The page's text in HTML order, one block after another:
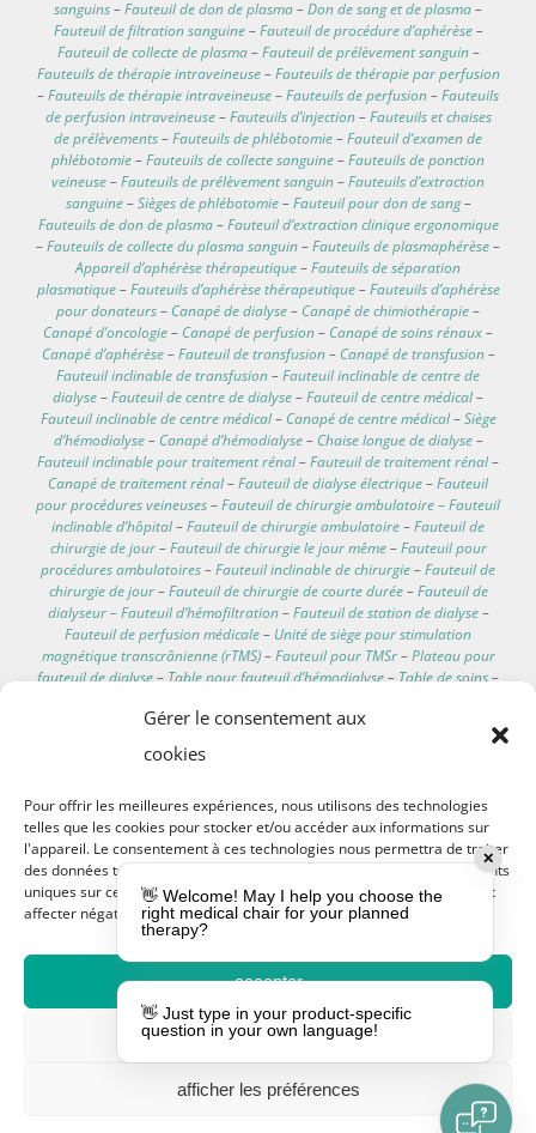
Gérer le consentement aux
cookies
Pour offrir les meilleures expériences, nous utilisons des technologies
telles que les cookies pour stocker et/ou accéder aux informations sur
l'appareil. Le consentement à ces technologies nous permettra de traiter
des données telles que le comportement de navigation ou les identifiants
uniques sur ce site. Ne pas consentir ou retirer son consentement peut
affecter négativement certaines caractéristiques et fonctions.
accepter
refuser
afficher les préférences
sanguins–Fauteuil de don de plasma–Don de sang et de plasma–
Fauteuil de filtration sanguine–Fauteuil de procédure d’aphérèse–
Fauteuil de collecte de plasma–Fauteuil de prélèvement sanguin–
Fauteuils de thérapie intraveineuse–Fauteuils de thérapie par perfusion
–Fauteuils de thérapie intraveineuse–Fauteuils de perfusion–Fauteuils
de perfusion intraveineuse–Fauteuils d’injection–Fauteuils et chaises
de prélèvements–Fauteuils de phlébotomie–Fauteuil d’examen de
phlébotomie–Fauteuils de collecte sanguine–Fauteuils de ponction
veineuse–Fauteuils de prélèvement sanguin–Fauteuils d’extraction
sanguine–Sièges de phlébotomie–Fauteuil pour don de sang–
Fauteuils de don de plasma–Fauteuil d’extraction clinique ergonomique
–Fauteuils de collecte du plasma sanguin–Fauteuils de plasmaphérèse–
Appareil d’aphérèse thérapeutique–Fauteuils de séparation
plasmatique–Fauteuils d’aphérèse thérapeutique–Fauteuils d’aphérèse
pour donateurs– Canapé de dialyse– Canapé de chimiothérapie–
Canapé d’oncologie– Canapé de perfusion– Canapé de soins rénaux–
Canapé d’aphérèse–Fauteuil de transfusion– Canapé de transfusion–
Fauteuil inclinable de transfusion–Fauteuil inclinable de centre de
dialyse–Fauteuil de centre de dialyse–Fauteuil de centre médical–
Fauteuil inclinable de centre médical– Canapé de centre médical–Siège
d’hémodialyse– Canapé d’hémodialyse– Chaise longue de dialyse–
Fauteuil inclinable pour traitement rénal–Fauteuil de traitement rénal–
Canapé de traitement rénal–Fauteuil de dialyse électrique–Fauteuil
pour procédures veineuses–Fauteuil de chirurgie ambulatoire – Fauteuil
inclinable d’hôpital–Fauteuil de chirurgie ambulatoire–Fauteuil de
chirurgie de jour–Fauteuil de chirurgie le jour même–Fauteuil pour
procédures ambulatoires–Fauteuil inclinable de chirurgie–Fauteuil de
chirurgie de jour–Fauteuil de chirurgie de courte durée–Fauteuil de
dialyseur – Fauteuil d’hémofiltration–Fauteuil de station de dialyse–
Fauteuil de perfusion médicale– Unité de siège pour stimulation
magnétique transcrânienne (rTMS)–Fauteuil pour TMSr–Plateau pour
fauteuil de dialyse– Table pour fauteuil d’hémodialyse– Table de soins–
soins pour services de dialyse–Table auxiliaire pour fauteuil
Table accessoire pour fauteuil de clinique de dialyse
Support pour perfusion IV
Fauteuil de dialyse résidentiel–Fauteuil d’hémodialyse à domicile–Siège
de dialyse à domicile–Fauteuil inclinable de dialyse portable–Siège
d’hémodialyse à domicile–Fauteuil inclinable pour dialyse à domicile–
Fauteuil de dialyse mobile
Fauteuil
de dialyse portable–Fauteuil d’hémodialyse portable–Fauteuil de
transport pour patients–Fauteuil de transport médical
Caractéristiques des fauteuils de dialyse
domicile–Meilleur fauteuil inclinable pour patients en dialyse–Fauteuils
de dialyse confortables–Données techniques des fauteuils de dialyse–
Fauteuil électrique d’hôpital
dialyse avec moteur électrique–Fauteuil électrique de clinique
– Fauteuil d’examen EEG
Fauteuil d’hémodialyse avec
repose-pieds–Chaise d’hémodialyse lavable–Poteau porte-sérum
Chaise d’hémodialyse avec balance– Poteau IV pour lit–
Coussin de
✕
👋 Welcome! May I help you choose the
right medical chair for your planned
therapy?
👋 Just type in your product-specific
question in your own language!